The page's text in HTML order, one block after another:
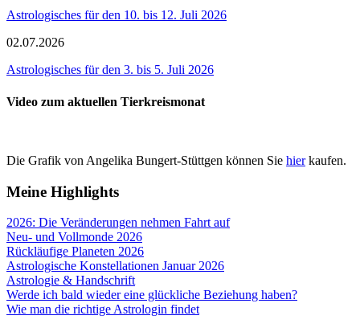
Astrologisches für den 10. bis 12. Juli 2026
02.07.2026
Astrologisches für den 3. bis 5. Juli 2026
Video zum aktuellen Tierkreismonat
Die Grafik von Angelika Bungert-Stüttgen können Sie hierkaufen.
Meine Highlights
2026: Die Veränderungen nehmen Fahrt auf
Neu- und Vollmonde 2026
Rückläufige Planeten 2026
Astrologische Konstellationen Januar 2026
Astrologie & Handschrift
Werde ich bald wieder eine glückliche Beziehung haben?
Wie man die richtige Astrologin findet